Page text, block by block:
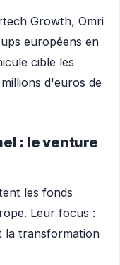
Growth, Omri
européens en
cible les
d'euros de
: le venture
les fonds
Leur focus :
la transformation